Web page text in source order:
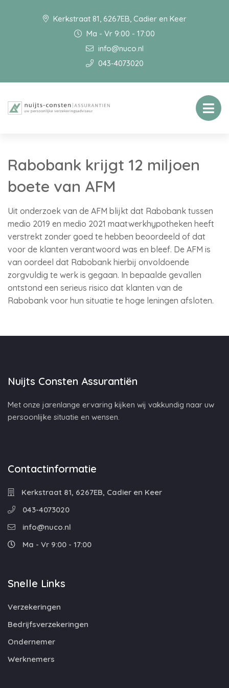
Kerkstraat 81, 6267EB, Cadier en Keer
Ma - Vr 9:00 - 17:00
info@nuco.nl
043-4073020
Rabobank krijgt 12 miljoen
boete van AFM
Uit onderzoek van de AFM blijkt dat Rabobank tussen
medio 2019 en medio 2021 maatwerkhypotheken heeft
verstrekt zonder goed te hebben beoordeeld of dat
voor de klanten verantwoord was en bleef. De AFM is
van oordeel dat Rabobank hierbij onvoldoende
zorgvuldig te werk is gegaan. In bepaalde gevallen
ontstond een serieus risico dat klanten van de
Rabobank voor hun situatie te hoge leningen afsloten.
Nuijts Consten Assurantiën
Met onze jarenlange ervaring kijken wij vakkundig naar uw
persoonlijke situatie en wensen.
Contactinformatie
Kerkstraat 81, 6267EB, Cadier en Keer
043-4073020
info@nuco.nl
Ma - Vr 9:00 - 17:00
Snelle Links
Verzekeringen
Bedrijfsverzekeringen
Ondernemer
Werknemers